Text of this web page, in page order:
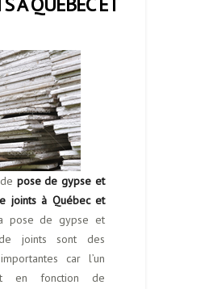
pose de gypse et
joints à Québec et
pose de gypse et
joints sont des
car l’un
en fonction de